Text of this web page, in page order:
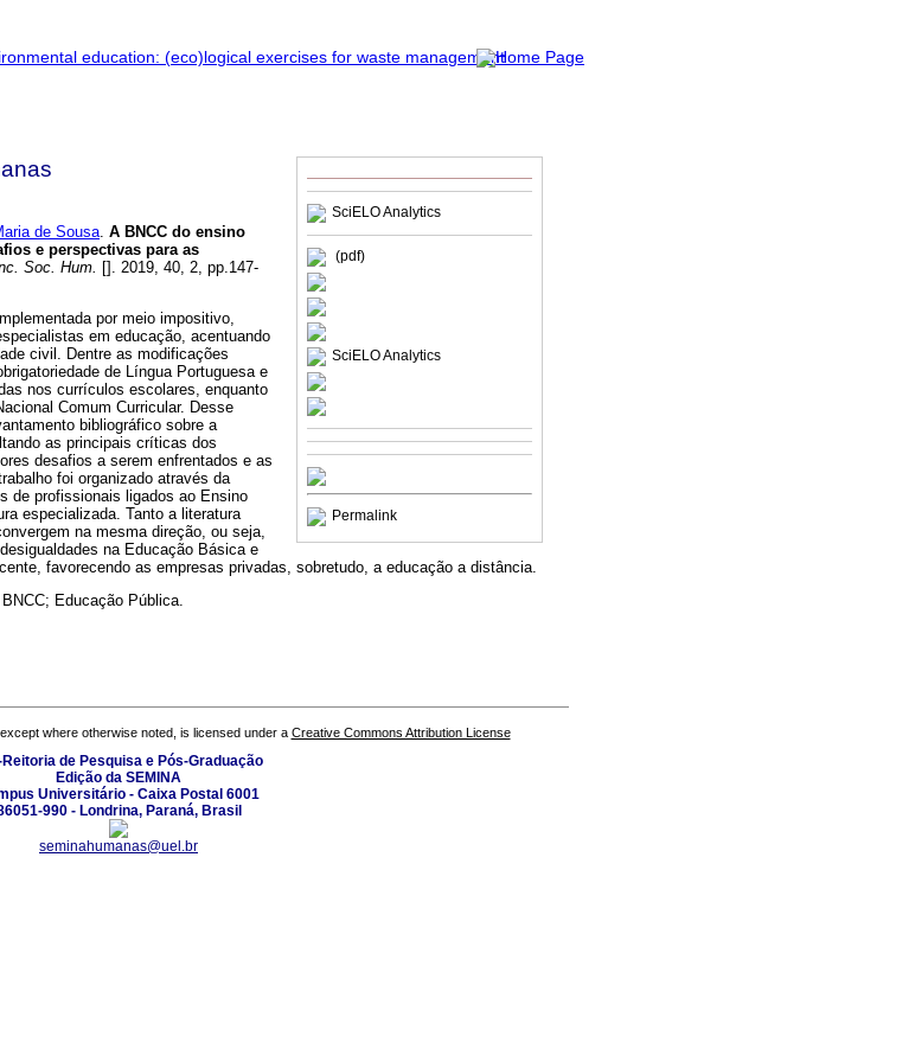
SciELO Analytics
(pdf)
SciELO Analytics
Permalink
de Sousa A BNCC do ensino
e perspectivas para as
Soc. Hum.
[]. 2019, 40, 2, pp.147-
por meio impositivo,
em educação, acentuando
civil. Dentre as modificações
de Língua Portuguesa e
nos currículos escolares, enquanto
Comum Curricular. Desse
bibliográfico sobre a
as principais críticas dos
desafios a serem enfrentados e as
foi organizado através da
de profissionais ligados ao Ensino
especializada. Tanto a literatura
na mesma direção, ou seja,
na Educação Básica e
favorecendo as empresas privadas, sobretudo, a educação a distância.
Educação Pública.
where otherwise noted, is licensed under a Creative Commons Attribution License
Reitoria de Pesquisa e Pós-Graduação
Edição da SEMINA
Universitário - Caixa Postal 6001
990 - Londrina, Paraná, Brasil
seminahumanas@uel.br